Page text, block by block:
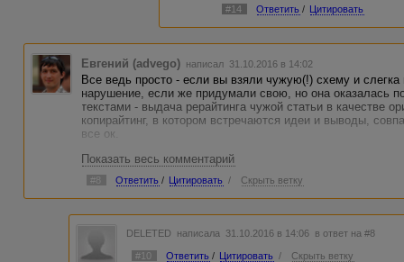
#14 Ответить / Цитировать
Евгений (advego) написал 31.10.2016 в 14:02
Все ведь просто - если вы взяли чужую(!) схему и
нарушение, если же придумали свою, но она оказалась
текстами - выдача рерайтинга чужой статьи в качестве
копирайтинг, в котором встречаются идеи и выводы,
все ок.
"Я беру популярный новогодний сюжет, свеча в венке
вышивки." - ключевое слово - "свою".
"Но похожих сюжетов в интернете немало" - вы не
нужно придумывать новые правила, в Адвего они очень
- если вы создаете оригинальный контент - продавайте
если дело касается текста, или четко указывайте,
Показать весь комментарий
#8 Ответить / Цитировать / Скрыть ветку
DELETED написала 31.10.2016 в 14:06 в ответ на #8
#10 Ответить / Цитировать / Скрыть ветку